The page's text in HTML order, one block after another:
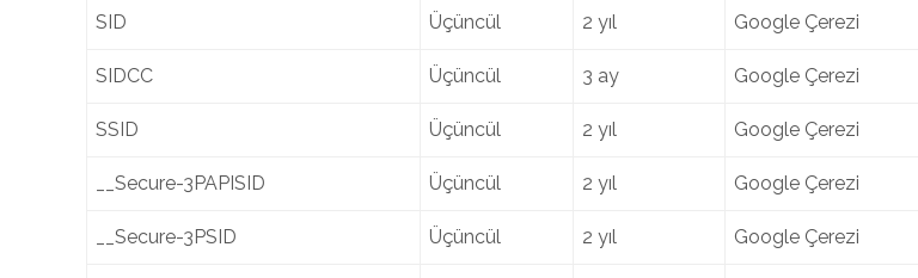
SID Üçüncül 2 yıl Google Çerezi
SIDCC Üçüncül 3 ay Google Çerezi
SSID Üçüncül 2 yıl Google Çerezi
__Secure-3PAPISID Üçüncül 2 yıl Google Çerezi
__Secure-3PSID Üçüncül 2 yıl Google Çerezi